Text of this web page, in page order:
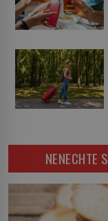
NENECHTE